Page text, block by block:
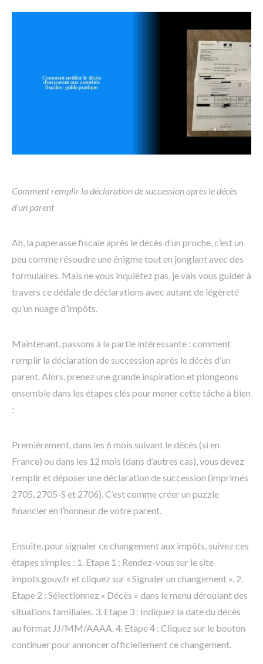
Comment remplir la déclaration de succession après le décès
d’un parent
Ah, la paperasse fiscale après le décès d’un proche, c’est un
peu comme résoudre une énigme tout en jonglant avec des
formulaires. Mais ne vous inquiétez pas, je vais vous guider à
travers ce dédale de déclarations avec autant de légèreté
qu’un nuage d’impôts.
Maintenant, passons à la partie intéressante : comment
remplir la déclaration de succession après le décès d’un
parent. Alors, prenez une grande inspiration et plongeons
ensemble dans les étapes clés pour mener cette tâche à bien
:
Premièrement, dans les 6 mois suivant le décès (si en
France) ou dans les 12 mois (dans d’autres cas), vous devez
remplir et déposer une déclaration de succession (imprimés
2705, 2705-S et 2706). C’est comme créer un puzzle
financier en l’honneur de votre parent.
Ensuite, pour signaler ce changement aux impôts, suivez ces
étapes simples : 1. Etape 1 : Rendez-vous sur le site
impots.gouv.fr et cliquez sur « Signaler un changement ». 2.
Etape 2 : Sélectionnez « Décès » dans le menu déroulant des
situations familiales. 3. Etape 3 : Indiquez la date du décès
au format JJ/MM/AAAA. 4. Etape 4 : Cliquez sur le bouton
continuer pour annoncer officiellement ce changement.